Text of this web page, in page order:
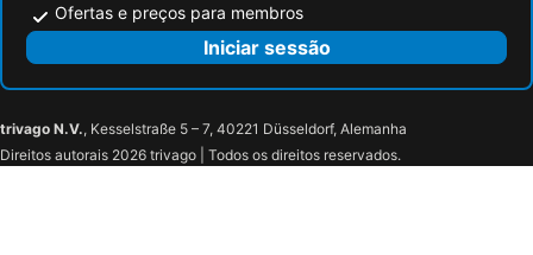
Ofertas e preços para membros
Iniciar sessão
trivago N.V., Kesselstraße 5 – 7, 40221 Düsseldorf, Alemanha
Direitos autorais 2026 trivago | Todos os direitos reservados.